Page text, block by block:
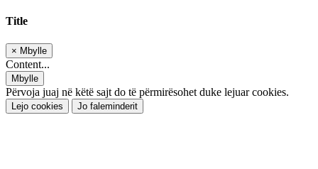
Title
× Mbylle
Content...
Mbylle
Përvoja juaj në këtë sajt do të përmirësohet duke lejuar cookies.
Lejo cookies Jo faleminderit